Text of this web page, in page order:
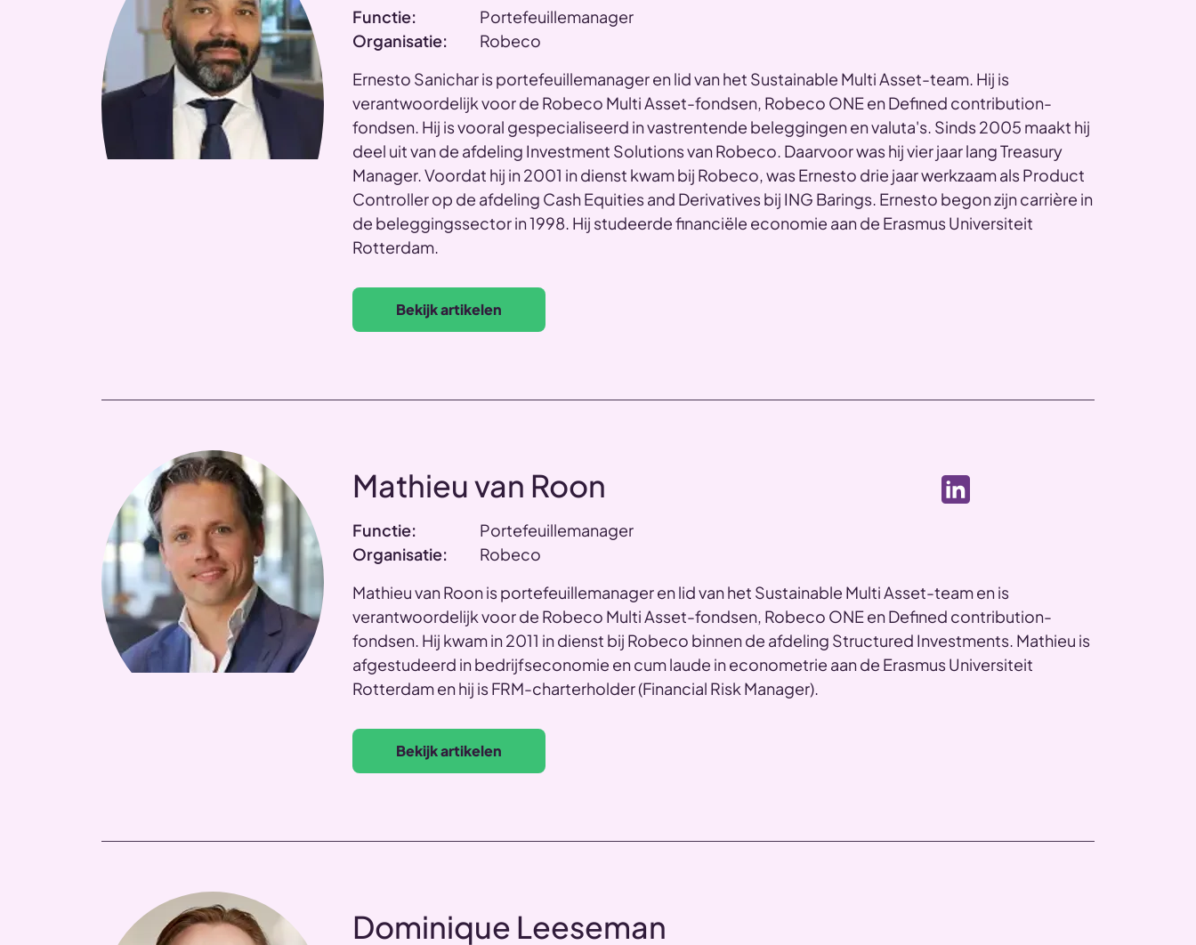
Functie:
Portefeuillemanager
Organisatie:
Robeco
Ernesto Sanichar is portefeuillemanager en lid van het Sustainable Multi Asset-team. Hij is
verantwoordelijk voor de Robeco Multi Asset-fondsen, Robeco ONE en Defined contribution-
fondsen. Hij is vooral gespecialiseerd in vastrentende beleggingen en valuta's. Sinds 2005 maakt hij
deel uit van de afdeling Investment Solutions van Robeco. Daarvoor was hij vier jaar lang Treasury
Manager. Voordat hij in 2001 in dienst kwam bij Robeco, was Ernesto drie jaar werkzaam als Product
Controller op de afdeling Cash Equities and Derivatives bij ING Barings. Ernesto begon zijn carrière in
de beleggingssector in 1998. Hij studeerde financiële economie aan de Erasmus Universiteit
Rotterdam.
Bekijk artikelen
Mathieu van Roon
Functie:
Portefeuillemanager
Organisatie:
Robeco
Mathieu van Roon is portefeuillemanager en lid van het Sustainable Multi Asset-team en is
verantwoordelijk voor de Robeco Multi Asset-fondsen, Robeco ONE en Defined contribution-
fondsen. Hij kwam in 2011 in dienst bij Robeco binnen de afdeling Structured Investments. Mathieu is
afgestudeerd in bedrijfseconomie en cum laude in econometrie aan de Erasmus Universiteit
Rotterdam en hij is FRM-charterholder (Financial Risk Manager).
Bekijk artikelen
Dominique Leeseman